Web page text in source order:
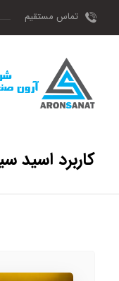
تماس مستقیم
کاربرد اسید